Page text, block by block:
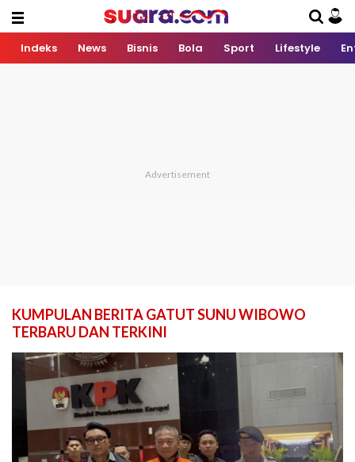
Indeks News Bisnis Bola Sport Lifestyle
KUMPULAN BERITA GATUT SUNU WIBOWO
TERBARU DAN TERKINI